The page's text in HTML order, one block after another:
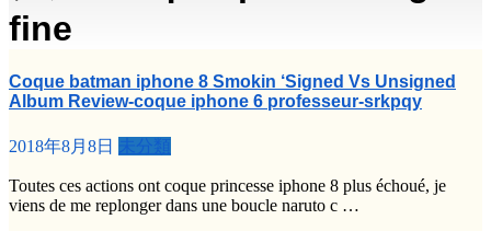
fine
Coque batman iphone 8 Smokin ‘Signed Vs Unsigned
Album Review-coque iphone 6 professeur-srkpqy
2018年8月8日 未分類
Toutes ces actions ont coque princesse iphone 8 plus échoué, je
viens de me replonger dans une boucle naruto c …